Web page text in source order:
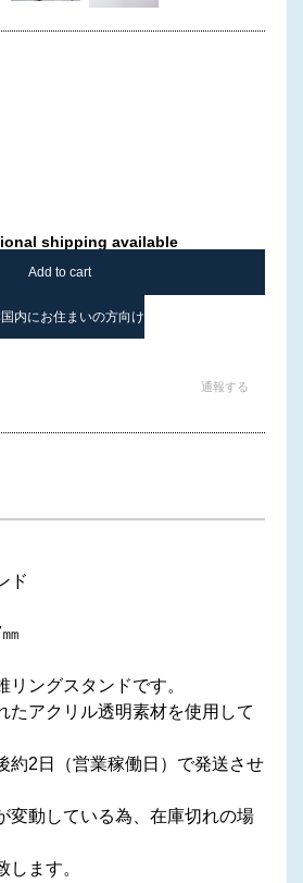
shipping available
Add to cart
国内にお住まいの方向け
通報する
ド
リングスタンドです。
たアクリル透明素材を使用して
約2日（営業稼働日）で発送させ
変動している為、在庫切れの場
します。